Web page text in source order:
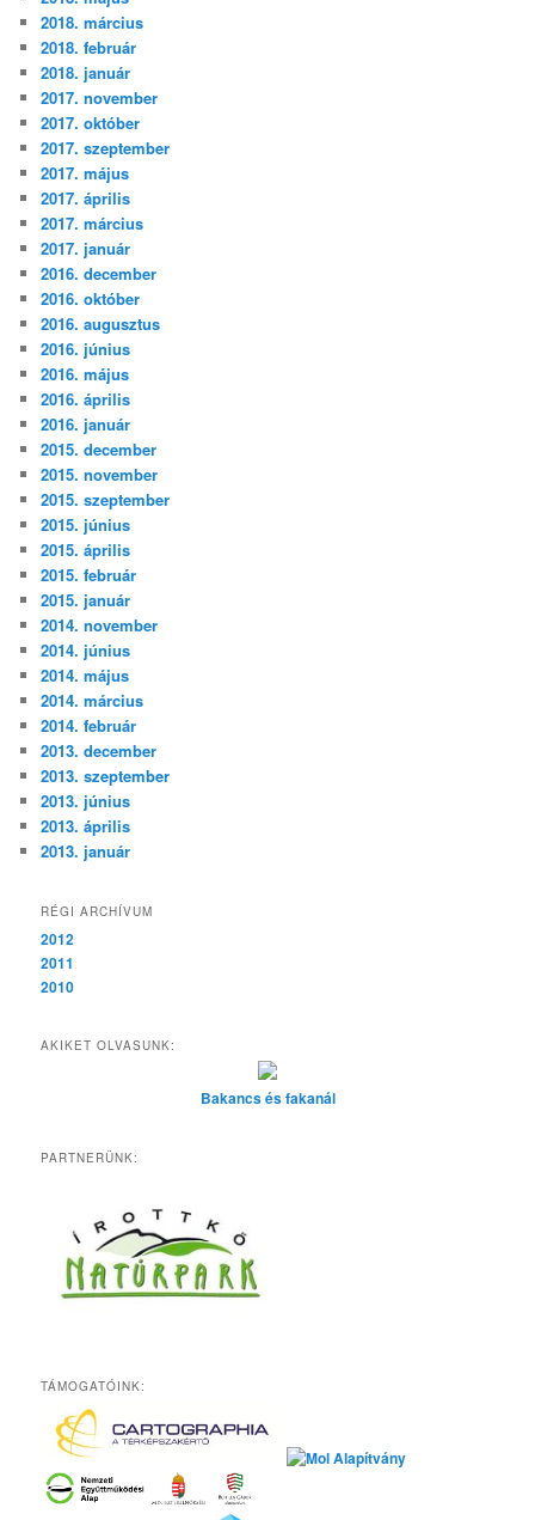
2018. március
2018. február
2018. január
2017. november
2017. október
2017. szeptember
2017. május
2017. április
2017. március
2017. január
2016. december
2016. október
2016. augusztus
2016. június
2016. május
2016. április
2016. január
2015. december
2015. november
2015. szeptember
2015. június
2015. április
2015. február
2015. január
2014. november
2014. június
2014. május
2014. március
2014. február
2013. december
2013. szeptember
2013. június
2013. április
2013. január
RÉGI ARCHÍVUM
2012
2011
2010
AKIKET OLVASUNK:
Bakancs és fakanál
PARTNERÜNK:
TÁMOGATÓINK: